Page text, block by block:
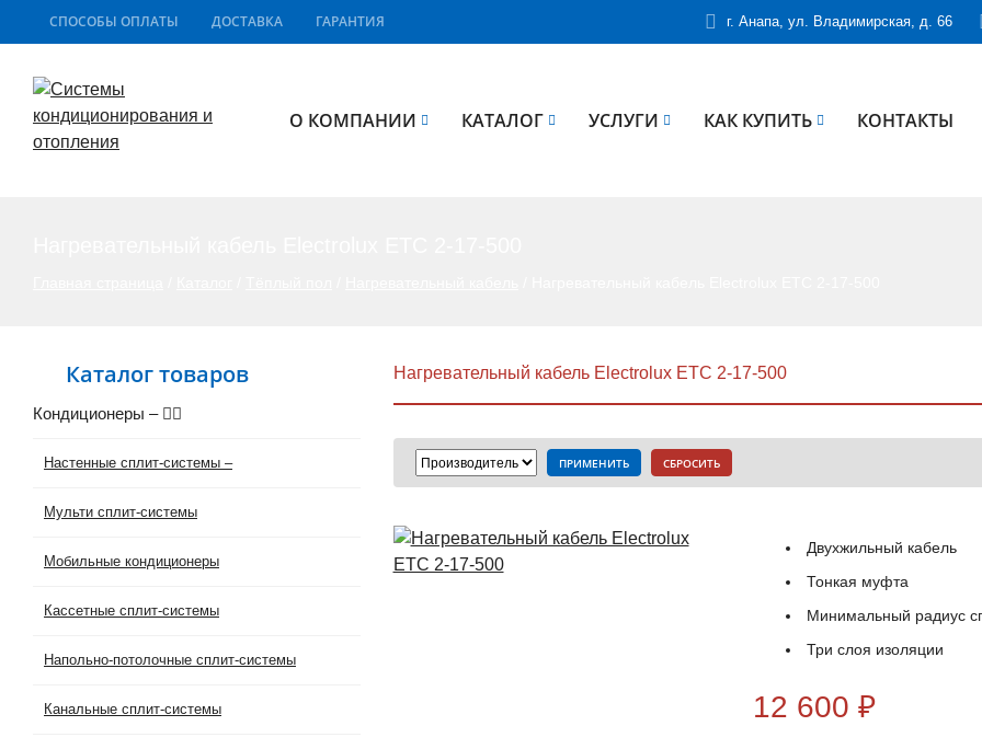
СПОСОБЫ ОПЛАТЫ ДОСТАВКА ГАРАНТИЯ г. Анапа, ул. Владимирская, д. 66
О КОМПАНИИ КАТАЛОГ УСЛУГИ КАК КУПИТЬ КОНТАКТЫ
Каталог товаров
Кондиционеры –
Настенные сплит-системы –
Мульти сплит-системы
Мобильные кондиционеры
Кассетные сплит-системы
Напольно-потолочные сплит-системы
Канальные сплит-системы
Нагревательный кабель Electrolux ETC 2-17-500
ПРИМЕНИТЬ СБРОСИТЬ
Двухжильный кабель
Тонкая муфта
Минимальный радиус
Три слоя изоляции
12 600 ₽